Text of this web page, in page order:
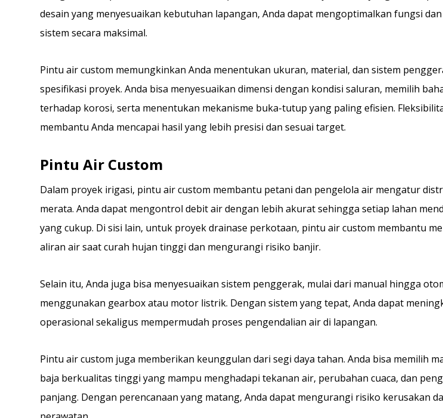
desain yang menyesuaikan kebutuhan lapangan, Anda dapat mengoptimalkan fungsi
sistem secara maksimal.
Pintu air custom memungkinkan Anda menentukan ukuran, material, dan sistem
spesifikasi proyek. Anda bisa menyesuaikan dimensi dengan kondisi saluran, memilih
terhadap korosi, serta menentukan mekanisme buka-tutup yang paling efisien.
membantu Anda mencapai hasil yang lebih presisi dan sesuai target.
Pintu Air Custom
Dalam proyek irigasi, pintu air custom membantu petani dan pengelola air mengatur
merata. Anda dapat mengontrol debit air dengan lebih akurat sehingga setiap lahan
yang cukup. Di sisi lain, untuk proyek drainase perkotaan, pintu air custom membantu
aliran air saat curah hujan tinggi dan mengurangi risiko banjir.
Selain itu, Anda juga bisa menyesuaikan sistem penggerak, mulai dari manual hingga
menggunakan gearbox atau motor listrik. Dengan sistem yang tepat, Anda dapat
operasional sekaligus mempermudah proses pengendalian air di lapangan.
Pintu air custom juga memberikan keunggulan dari segi daya tahan. Anda bisa memilih
baja berkualitas tinggi yang mampu menghadapi tekanan air, perubahan cuaca, dan
panjang. Dengan perencanaan yang matang, Anda dapat mengurangi risiko kerusakan